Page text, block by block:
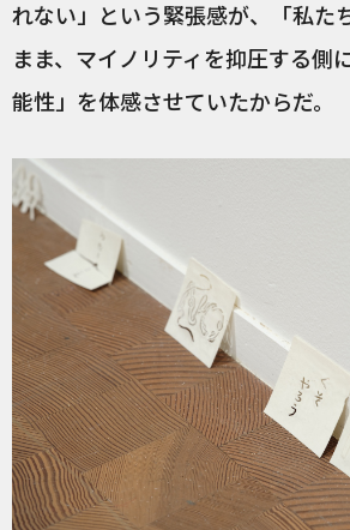
れない」という緊張感が、「私た
まま、マイノリティを抑圧する側
能性」を体感させていたからだ。